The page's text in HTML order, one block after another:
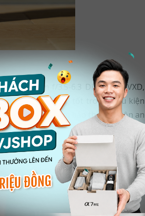
300mm f/3.5-6.3 Di III-A VC VXD,
nước, hoạt động tốt trong điều kiện
ngoại cảnh, đảm bảo thiết bị luôn an